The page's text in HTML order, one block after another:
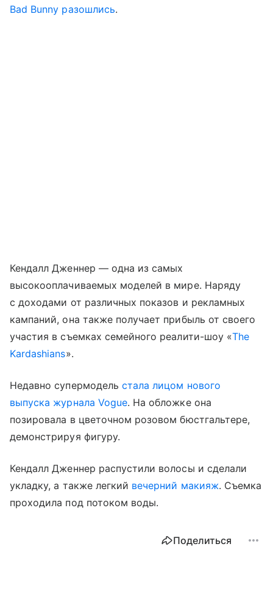
Bad Bunny разошлись.
Кендалл Дженнер — одна из самых
высокооплачиваемых моделей в мире. Наряду
с доходами от различных показов и рекламных
кампаний, она также получает прибыль от своего
участия в съемках семейного реалити-шоу «The
Kardashians».
Недавно супермодель стала лицом нового
выпуска журнала Vogue. На обложке она
позировала в цветочном розовом бюстгальтере,
демонстрируя фигуру.
Кендалл Дженнер распустили волосы и сделали
укладку, а также легкий вечерний макияж. Съемка
проходила под потоком воды.
Поделиться